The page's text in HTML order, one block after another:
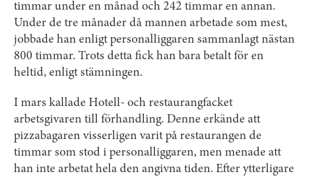
timmar under en månad och 242 timmar en annan.
Under de tre månader då mannen arbetade som mest,
jobbade han enligt personalliggaren sammanlagt nästan
800 timmar. Trots detta fick han bara betalt för en
heltid, enligt stämningen.
I mars kallade Hotell- och restaurangfacket
arbetsgivaren till förhandling. Denne erkände att
pizzabagaren visserligen varit på restaurangen de
timmar som stod i personalliggaren, men menade att
han inte arbetat hela den angivna tiden. Efter ytterligare